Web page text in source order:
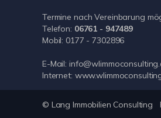
Termine nach Vereinbarung
Telefon: 06761 - 947489
Mobil: 0177 - 7302896
E-Mail:
Internet:
© Lang Immobilien Consulting